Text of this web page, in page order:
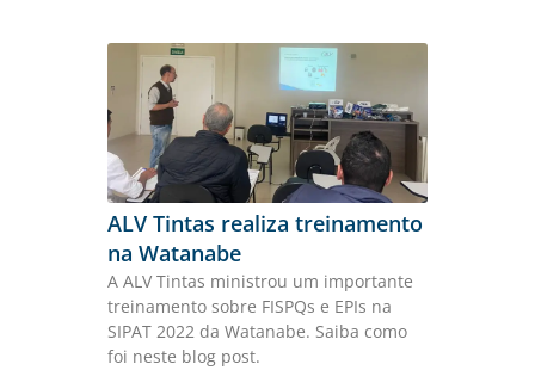
ALV Tintas realiza treinamento
na Watanabe
A ALV Tintas ministrou um importante
treinamento sobre FISPQs e EPIs na
SIPAT 2022 da Watanabe. Saiba como
foi neste blog post.